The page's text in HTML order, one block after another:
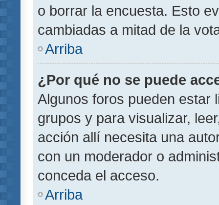
o borrar la encuesta. Esto
cambiadas a mitad de la
Arriba
¿Por qué no se puede
Algunos foros pueden estar
grupos y para visualizar,
acción allí necesita una
con un moderador o
conceda el acceso.
Arriba